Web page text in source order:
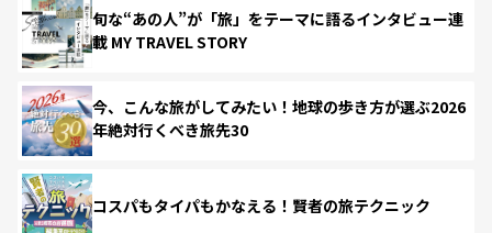
旬な“あの人”が「旅」をテーマに語るインタビュー連
載 MY TRAVEL STORY
今、こんな旅がしてみたい！地球の歩き方が選ぶ2026
年絶対行くべき旅先30
コスパもタイパもかなえる！賢者の旅テクニック